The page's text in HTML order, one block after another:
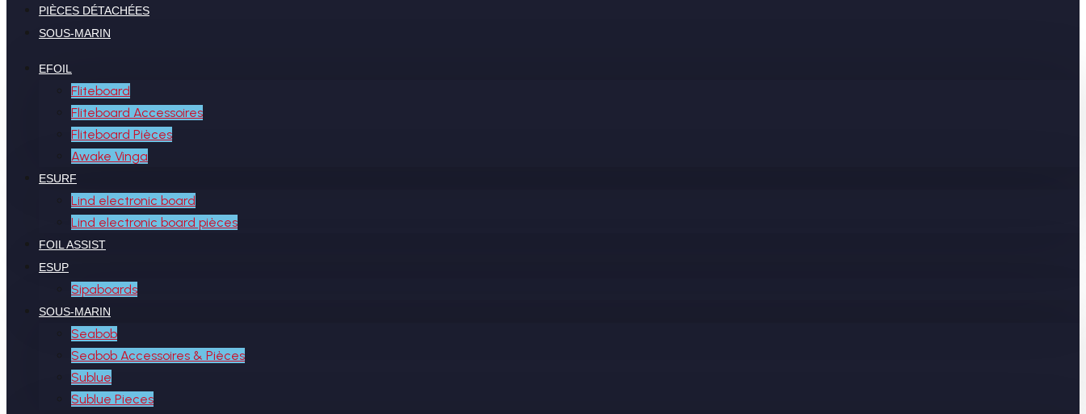
PIÈCES DÉTACHÉES
SOUS-MARIN
EFOIL
Fliteboard
Fliteboard Accessoires
Fliteboard Pièces
Awake Vinga
ESURF
Lind electronic board
Lind electronic board pièces
FOIL ASSIST
ESUP
Sipaboards
SOUS-MARIN
Seabob
Seabob Accessoires & Pièces
Sublue
Sublue Pieces